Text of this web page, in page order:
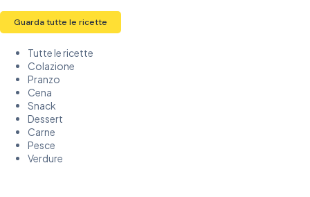
Guarda tutte le ricette
Tutte le ricette
Colazione
Pranzo
Cena
Snack
Dessert
Carne
Pesce
Verdure